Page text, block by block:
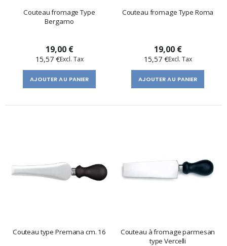
Couteau fromage Type
Bergamo
19,00 €
15,57 €
AJOUTER AU PANIER
Couteau fromage Type Roma
19,00 €
15,57 €
AJOUTER AU PANIER
Couteau type Premana cm. 16
Couteau à fromage parmesan
type Vercelli